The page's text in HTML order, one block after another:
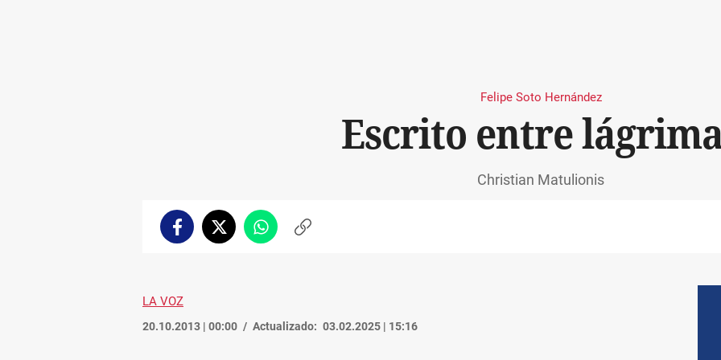
Felipe Soto Hernández
Escrito entre
Christian Matulionis
FacebookTwitterWhatsappCopiar
LA VOZ
20.10.2013 | 00:00 Actualizado: 03.02.2025 | 15:16